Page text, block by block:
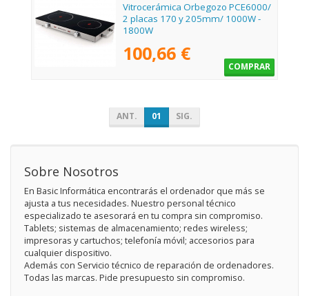
Vitrocerámica Orbegozo PCE6000/
2 placas 170 y 205mm/ 1000W -
1800W
100,66 €
COMPRAR
ANT. 01 SIG.
Sobre Nosotros
En Basic Informática encontrarás el ordenador que más se
ajusta a tus necesidades. Nuestro personal técnico
especializado te asesorará en tu compra sin compromiso.
Tablets; sistemas de almacenamiento; redes wireless;
impresoras y cartuchos; telefonía móvil; accesorios para
cualquier dispositivo.
Además con Servicio técnico de reparación de ordenadores.
Todas las marcas. Pide presupuesto sin compromiso.